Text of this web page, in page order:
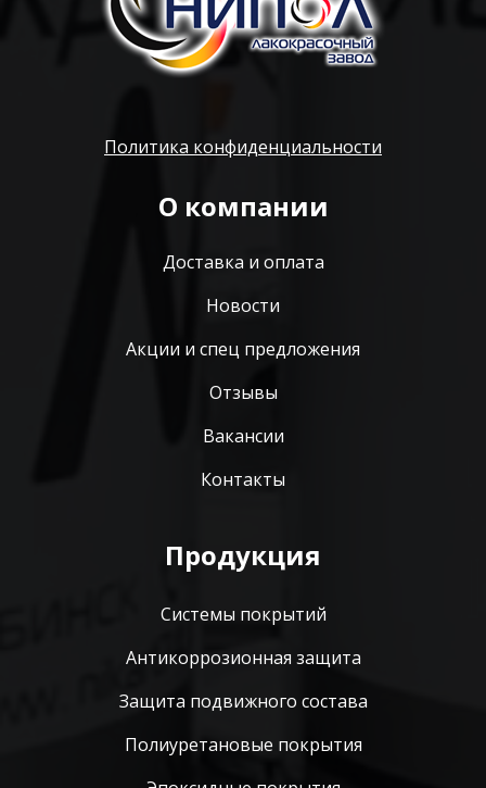
Политика конфиденциальности
О компании
Доставка и оплата
Новости
Акции и спец предложения
Отзывы
Вакансии
Контакты
Продукция
Системы покрытий
Антикоррозионная защита
Защита подвижного состава
Полиуретановые покрытия